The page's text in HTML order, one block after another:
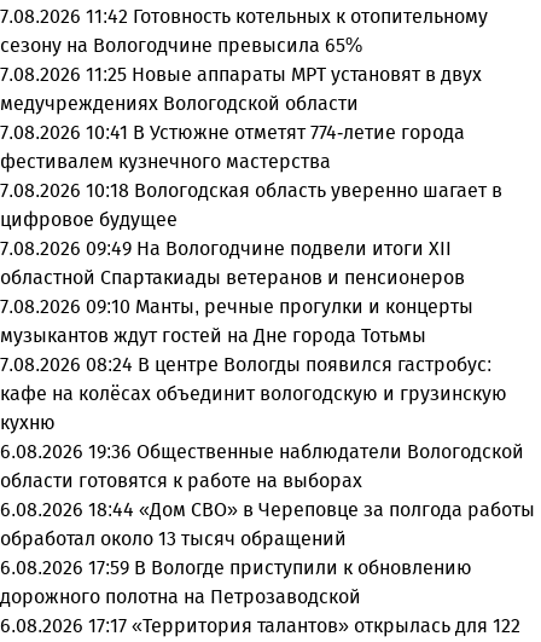
7.08.2026 11:42 Готовность котельных к отопительному
сезону на Вологодчине превысила 65%
7.08.2026 11:25 Новые аппараты МРТ установят в двух
медучреждениях Вологодской области
7.08.2026 10:41 В Устюжне отметят 774-летие города
фестивалем кузнечного мастерства
7.08.2026 10:18 Вологодская область уверенно шагает в
цифровое будущее
7.08.2026 09:49 На Вологодчине подвели итоги XII
областной Спартакиады ветеранов и пенсионеров
7.08.2026 09:10 Манты, речные прогулки и концерты
музыкантов ждут гостей на Дне города Тотьмы
7.08.2026 08:24 В центре Вологды появился гастробус:
кафе на колёсах объединит вологодскую и грузинскую
кухню
6.08.2026 19:36 Общественные наблюдатели Вологодской
области готовятся к работе на выборах
6.08.2026 18:44 «Дом СВО» в Череповце за полгода работы
обработал около 13 тысяч обращений
6.08.2026 17:59 В Вологде приступили к обновлению
дорожного полотна на Петрозаводской
6.08.2026 17:17 «Территория талантов» открылась для 122